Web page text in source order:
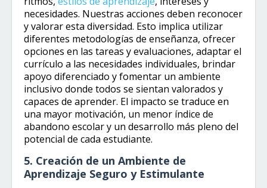
necesidades. Nuestras acciones deben reconocer
y valorar esta diversidad. Esto implica utilizar
diferentes metodologías de enseñanza, ofrecer
opciones en las tareas y evaluaciones, adaptar el
currículo a las necesidades individuales, brindar
apoyo diferenciado y fomentar un ambiente
inclusivo donde todos se sientan valorados y
capaces de aprender. El impacto se traduce en
una mayor motivación, un menor índice de
abandono escolar y un desarrollo más pleno del
potencial de cada estudiante.
5. Creación de un Ambiente de
Aprendizaje Seguro y Estimulante